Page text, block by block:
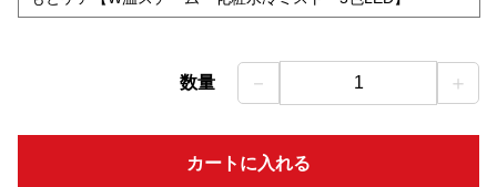
数量 － 1 ＋
カートに入れる